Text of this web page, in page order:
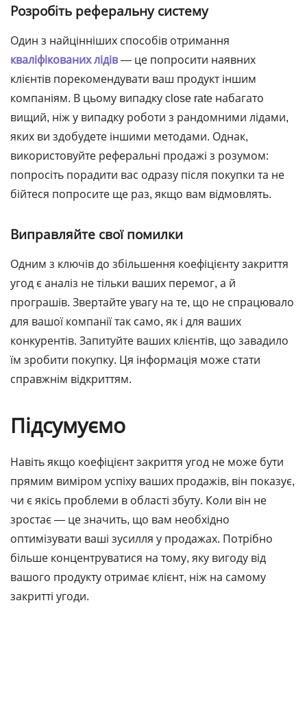
Розробіть реферальну систему
Один з найцінніших способів отримання
кваліфікованих лідів— це попросити наявних
клієнтів порекомендувати ваш продукт іншим
компаніям. В цьому випадку close rate набагато
вищий, ніж у випадку роботи з рандомними лідами,
яких ви здобудете іншими методами. Однак,
використовуйте реферальні продажі з розумом:
попросіть порадити вас одразу після покупки та не
бійтеся попросите ще раз, якщо вам відмовлять.
Виправляйте свої помилки
Одним з ключів до збільшення коефіцієнту закриття
угод є аналіз не тільки ваших перемог, а й
програшів. Звертайте увагу на те, що не спрацювало
для вашої компанії так само, як і для ваших
конкурентів. Запитуйте ваших клієнтів, що завадило
їм зробити покупку. Ця інформація може стати
справжнім відкриттям.
Підсумуємо
Навіть якщо коефіцієнт закриття угод не може бути
прямим виміром успіху ваших продажів, він показує,
чи є якісь проблеми в області збуту. Коли він не
зростає ― це значить, що вам необхідно
оптимізувати ваші зусилля у продажах. Потрібно
більше концентруватися на тому, яку вигоду від
вашого продукту отримає клієнт, ніж на самому
закритті угоди.